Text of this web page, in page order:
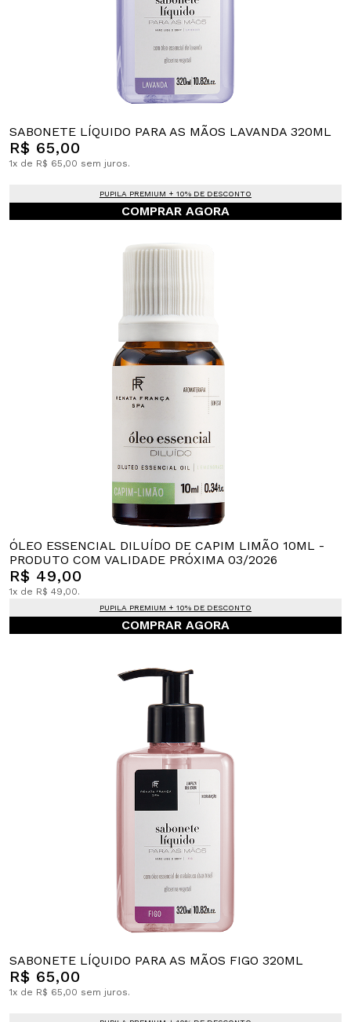
SABONETE LÍQUIDO PARA AS MÃOS LAVANDA 320ML
R$ 65,00
1x de R$ 65,00 sem juros.
PUPILA PREMIUM + 10% DE DESCONTO
COMPRAR AGORA
ÓLEO ESSENCIAL DILUÍDO DE CAPIM LIMÃO 10ML -
PRODUTO COM VALIDADE PRÓXIMA 03/2026
R$ 49,00
1x de R$ 49,00.
PUPILA PREMIUM + 10% DE DESCONTO
COMPRAR AGORA
SABONETE LÍQUIDO PARA AS MÃOS FIGO 320ML
R$ 65,00
1x de R$ 65,00 sem juros.